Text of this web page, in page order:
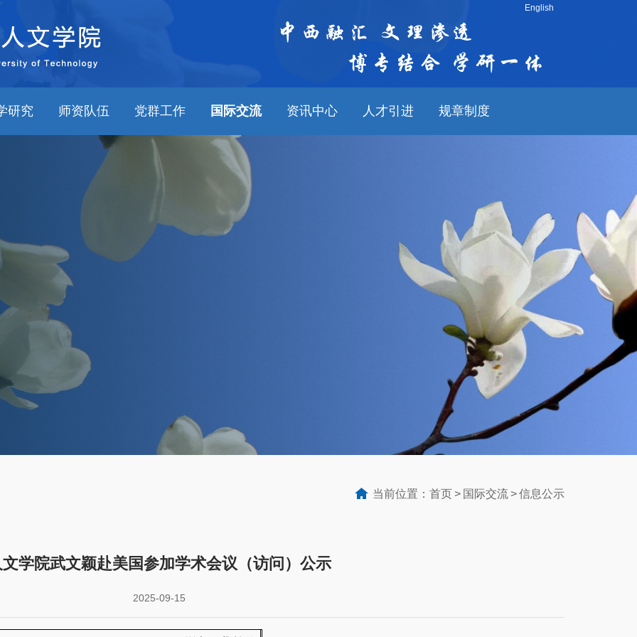
English
研究 师资队伍 党群工作 国际交流 资讯中心 人才引进 规章制度
当前位置： 首页 国际交流 信息公示
学院武文颖赴美国参加学术会议（访问）公示
2025-09-15